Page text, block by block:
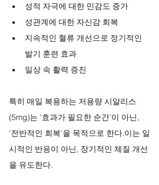
성적 자극에 대한 민감도 증가
성관계에 대한 자신감 회복
지속적인 혈류 개선으로 정기적인
발기 훈련 효과
일상 속 활력 증진
특히 매일 복용하는 저용량 시알리스
(5mg)는 '효과가 필요한 순간'이 아닌,
'전반적인 회복'을 목적으로 한다.이는 일
시적인 반응이 아닌, 장기적인 체질 개선
을 유도한다.